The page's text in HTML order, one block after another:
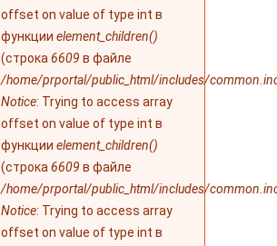
offset on value of type int в
функции element_children()
(строка 6609 в файле
/home/prportal/public_html/includes/
Notice: Trying to access array
offset on value of type int в
функции element_children()
(строка 6609 в файле
/home/prportal/public_html/includes/
Notice: Trying to access array
offset on value of type int в